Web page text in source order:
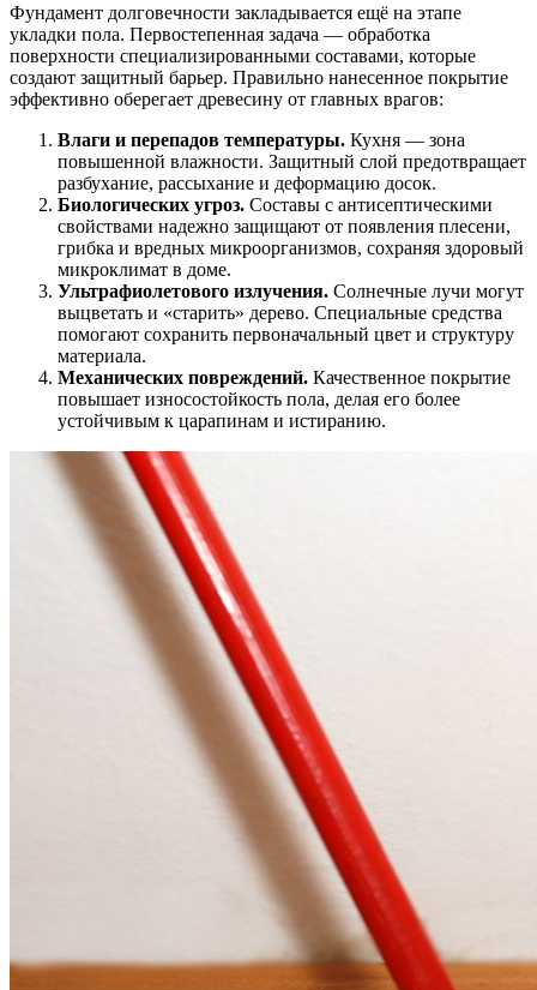
Фундамент долговечности закладывается ещё на этапе
укладки пола. Первостепенная задача — обработка
поверхности специализированными составами, которые
создают защитный барьер. Правильно нанесенное покрытие
эффективно оберегает древесину от главных врагов:
Влаги и перепадов температуры. Кухня — зона
повышенной влажности. Защитный слой предотвращает
разбухание, рассыхание и деформацию досок.
Биологических угроз. Составы с антисептическими
свойствами надежно защищают от появления плесени,
грибка и вредных микроорганизмов, сохраняя здоровый
микроклимат в доме.
Ультрафиолетового излучения. Солнечные лучи могут
выцветать и «старить» дерево. Специальные средства
помогают сохранить первоначальный цвет и структуру
материала.
Механических повреждений. Качественное покрытие
повышает износостойкость пола, делая его более
устойчивым к царапинам и истиранию.